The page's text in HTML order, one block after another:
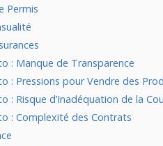
Permis
: Manque de Transparence
: Pressions pour Vendre des
: Risque d’Inadéquation de la
: Complexité des Contrats